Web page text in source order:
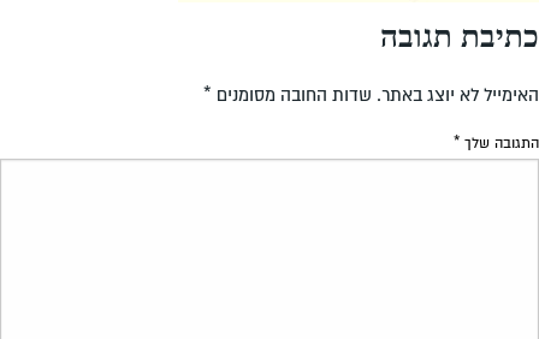
כתיבת תגובה
האימייל לא יוצג באתר. שדות החובה מסומנים *
התגובה שלך *